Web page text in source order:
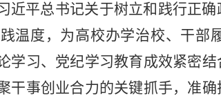
近平总书记关于树立和践行正
温度，为高校办学治校、干部
学习、党纪学习教育成效紧密
干事创业合力的关键抓手，准